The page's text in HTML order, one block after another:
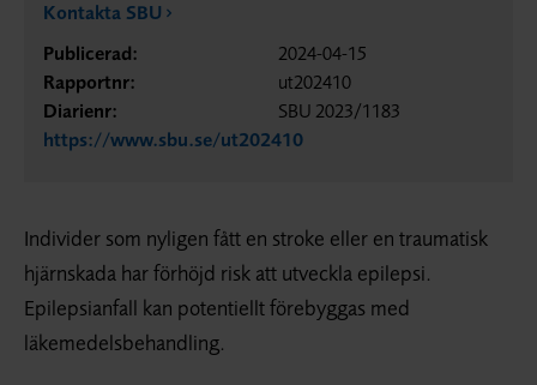
Kontakta SBU
Publicerad:
2024-04-15
Rapportnr:
ut202410
Diarienr:
SBU 2023/1183
https://www.sbu.se/ut202410
Individer som nyligen fått en stroke eller en traumatisk
hjärnskada har förhöjd risk att utveckla epilepsi.
Epilepsianfall kan potentiellt förebyggas med
läkemedelsbehandling.